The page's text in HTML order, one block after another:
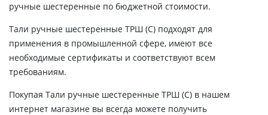
ручные шестеренные по бюджетной стоимости.
Тали ручные шестеренные ТРШ (С) подходят для
применения в промышленной сфере, имеют все
необходимые сертификаты и соответствуют всем
требованиям.
Покупая Тали ручные шестеренные ТРШ (С) в нашем
интернет магазине вы всегда можете получить